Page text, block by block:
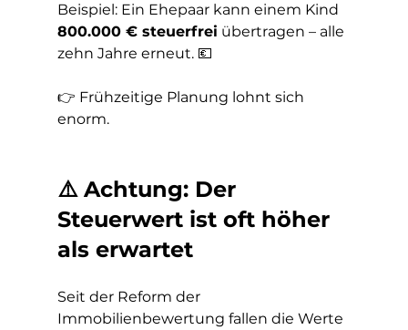
Beispiel: Ein Ehepaar kann einem Kind
800.000 € steuerfrei übertragen – alle
zehn Jahre erneut. 💶
👉 Frühzeitige Planung lohnt sich
enorm.
⚠️ Achtung: Der
Steuerwert ist oft höher
als erwartet
Seit der Reform der
Immobilienbewertung fallen die Werte